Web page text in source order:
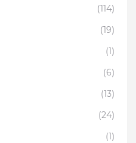
(114)
(19)
(1)
(6)
(13)
(24)
(1)